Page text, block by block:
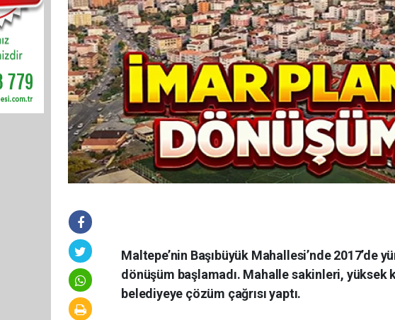
Maltepe’nin Başıbüyük Mahallesi’nde 2017’de
dönüşüm başlamadı. Mahalle sakinleri,
belediyeye çözüm çağrısı yaptı.